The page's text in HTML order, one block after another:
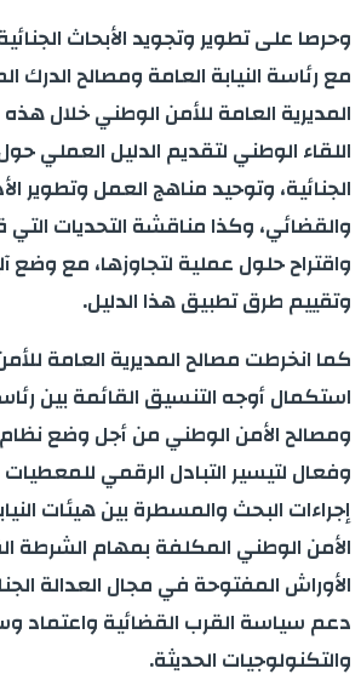
وحرصا على تطوير وتجويد الأبحاث
مع رئاسة النيابة العامة ومصالح
المديرية العامة للأمن الوطني خلال
اللقاء الوطني لتقديم الدليل العملي
الجنائية، وتوحيد مناهج العمل وتطوير
والقضائي، وكذا مناقشة التحديات
واقتراح حلول عملية لتجاوزها، مع وضع
وتقييم طرق تطبيق هذا الدليل.
كما انخرطت مصالح المديرية العامة
استكمال أوجه التنسيق القائمة بين
ومصالح الأمن الوطني من أجل وضع
وفعال لتيسير التبادل الرقمي للمعطيات
إجراءات البحث والمسطرة بين هيئات
الأمن الوطني المكلفة بمهام الشرطة
الأوراش المفتوحة في مجال العدالة
دعم سياسة القرب القضائية واعتماد
والتكنولوجيات الحديثة.